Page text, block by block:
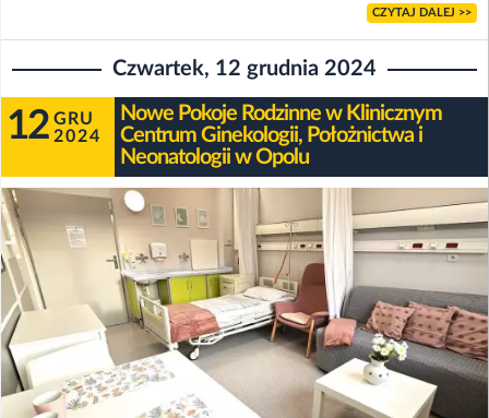
CZYTAJ DALEJ >>
Czwartek, 12 grudnia 2024
12 GRU
2024
Nowe Pokoje Rodzinne w Klinicznym
Centrum Ginekologii, Położnictwa i
Neonatologii w Opolu